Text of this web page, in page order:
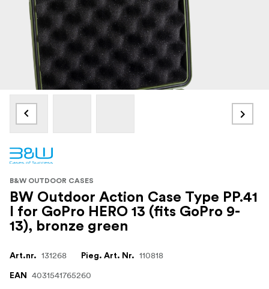
B&W OUTDOOR CASES
BW Outdoor Action Case Type PP.41
I for GoPro HERO 13 (fits GoPro 9-
13), bronze green
Art.nr. 131268 Pieg. Art. Nr. 110818
EAN 4031541765260